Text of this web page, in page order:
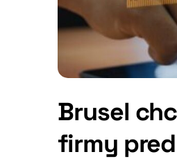
Brusel
firmy